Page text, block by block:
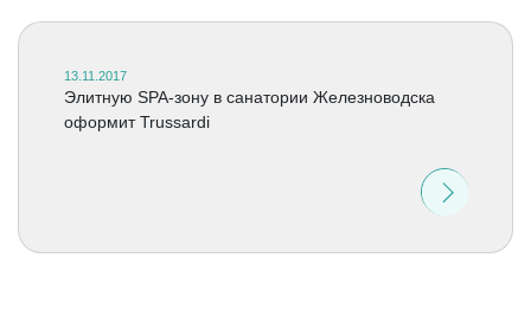
13.11.2017
Элитную SPA-зону в санатории Железноводска
оформит Trussardi